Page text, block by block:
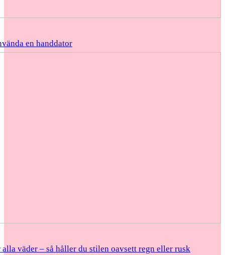
en handdator
väder – så håller du stilen oavsett regn eller rusk